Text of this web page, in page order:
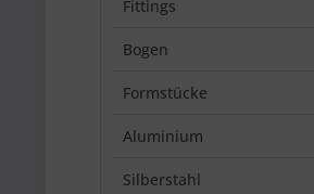
Fittings
Bogen
Formstücke
Aluminium
Silberstahl